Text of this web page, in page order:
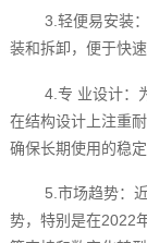
3.轻便易安装
装和拆卸，便于快
4.专 业设计：
在结构设计上注重
确保长期使用的稳定
5.市场趋势：
势，特别是在2022